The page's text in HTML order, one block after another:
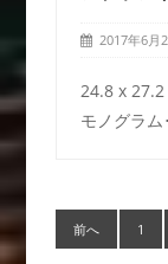
2017年6月
24.8 x 27.2
モノグラム
前へ 1